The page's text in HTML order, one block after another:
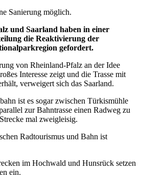
Sanierung möglich.
und Saarland haben in einer
die Reaktivierung der
gefordert.
von Rheinland-Pfalz an der Idee
Interesse zeigt und die Trasse mit
verweigert sich das Saarland.
ist es sogar zwischen Türkismühle
zur Bahntrasse einen Radweg zu
mal zweigleisig.
Radtourismus und Bahn ist
im Hochwald und Hunsrück setzen
ein.